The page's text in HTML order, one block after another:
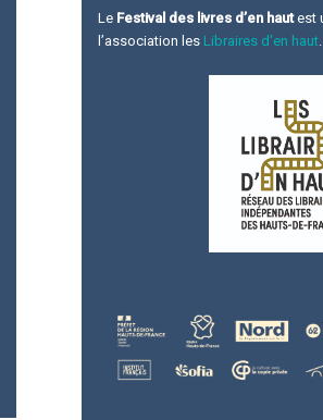
Le Festival des livres d’en hautest
l’association les Libraires d'en haut.